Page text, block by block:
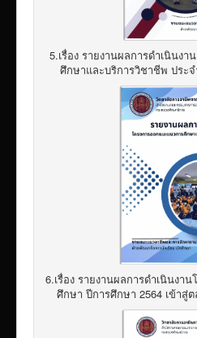
5.เรื่อง รายงานผลการดำเนินง
ศึกษาและบริการวิชาชีพ ประ
6.เรื่อง รายงานผลการดำเนินงา
ศึกษา ปีการศึกษา 2564 เข้าสู่